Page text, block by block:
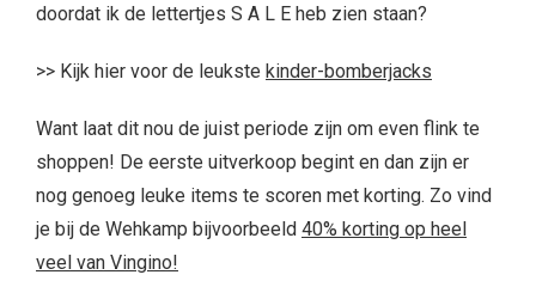
doordat ik de lettertjes S A L E heb zien staan?
>> Kijk hier voor de leukste kinder-bomberjacks
Want laat dit nou de juist periode zijn om even flink te
shoppen! De eerste uitverkoop begint en dan zijn er
nog genoeg leuke items te scoren met korting. Zo vind
je bij de Wehkamp bijvoorbeeld 40% korting op heel
veel van Vingino!